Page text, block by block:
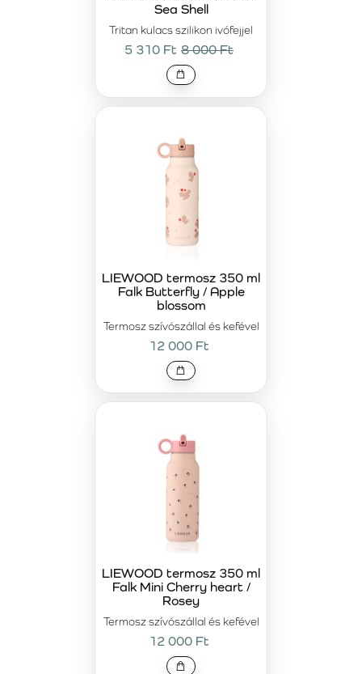
Tritan kulacs szilikon ivófejjel
Sea Shell
5 310 Ft 8 000 Ft
Termosz szívószállal és kefével
LIEWOOD termosz 350 ml
Falk Butterfly / Apple
blossom
12 000 Ft
Termosz szívószállal és kefével
LIEWOOD termosz 350 ml
Falk Mini Cherry heart /
Rosey
12 000 Ft